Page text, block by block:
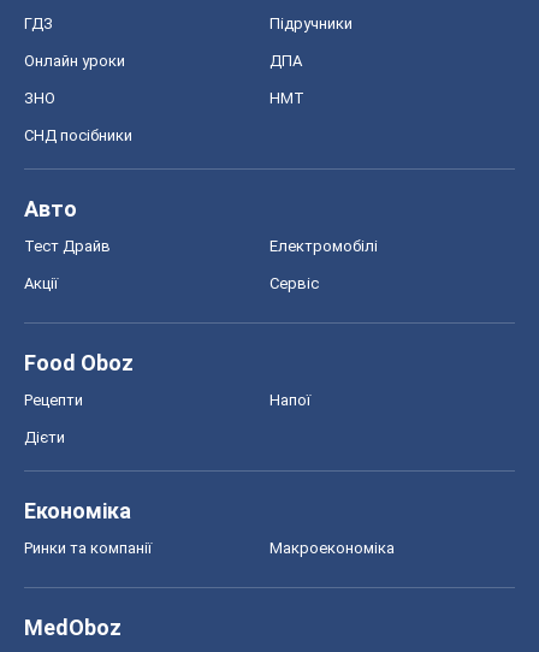
ГДЗ Підручники
Онлайн уроки ДПА
ЗНО НМТ
СНД посібники
Авто
Тест Драйв Електромобілі
Акції Сервіс
Food Oboz
Рецепти Напої
Дієти
Економіка
Ринки та компанії Макроекономіка
MedOboz